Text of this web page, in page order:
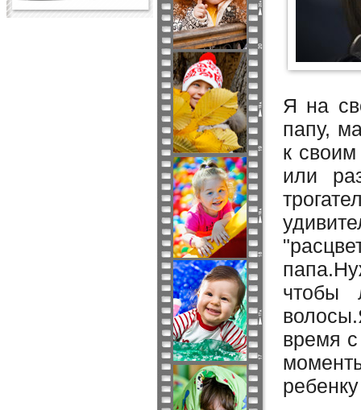
Я на
папу,
к
или
чтобы
время